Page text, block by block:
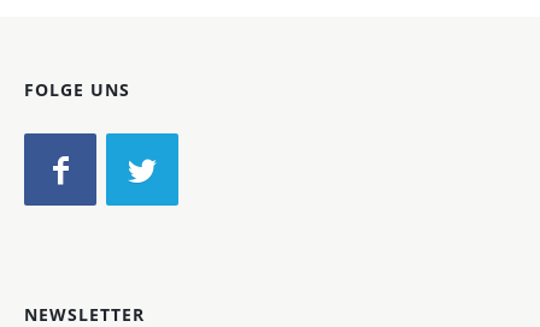
FOLGE UNS
NEWSLETTER